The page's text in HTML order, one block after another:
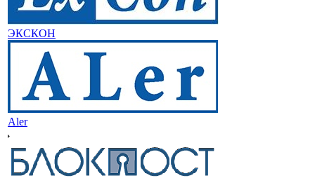
ЭКСКОН
Aler